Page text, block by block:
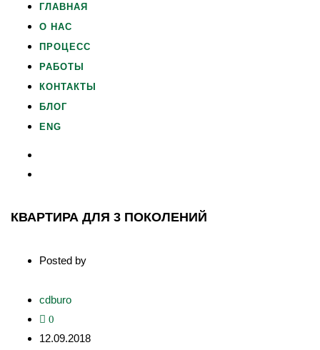
ГЛАВНАЯ
О НАС
ПРОЦЕСС
РАБОТЫ
КОНТАКТЫ
БЛОГ
ENG
КВАРТИРА ДЛЯ 3 ПОКОЛЕНИЙ
Posted by
cdburo
0
12.09.2018